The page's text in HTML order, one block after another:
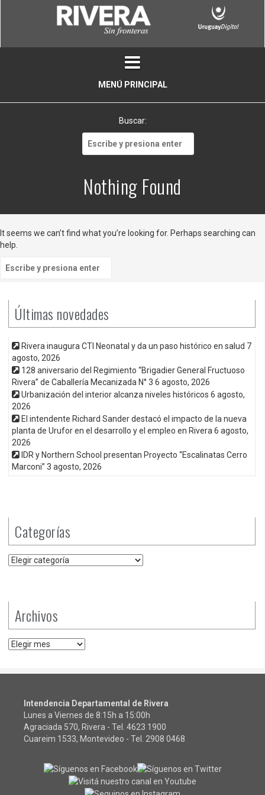
MENÚ PRINCIPAL
Buscar:
Nothing Found
It seems we can’t find what you’re looking for. Perhaps searching can
help.
Últimas novedades
Rivera inaugura CTI Neonatal y da un paso histórico en salud 7
agosto, 2026
128 aniversario del Regimiento “Brigadier General Fructuoso
Rivera” de Caballería Mecanizada N° 3 6 agosto, 2026
Urbanización del interior alcanza niveles históricos 6 agosto,
2026
El intendente Richard Sander destacó el impacto de la nueva
planta de Urufor en el desarrollo y el empleo en Rivera 6 agosto,
2026
IDR y Northern School presentan Proyecto “Escalinatas Cerro
Marconi” 3 agosto, 2026
Categorías
Categorías
Archivos
Archivos
Intendencia Departamental de Rivera
Lunes a Viernes de 8:15h a 15:00h
Agraciada 570, Rivera - Tel. 4623 1900
Cuareim 1533, Montevideo - Tel. 2908 0468